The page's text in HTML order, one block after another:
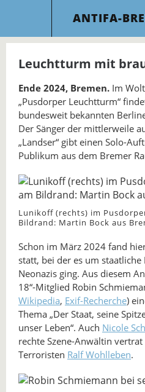
ANTIFA-
Leuchtturm mit
Ende 2024, Bremen. Im
„Pusdorper Leuchtturm“
bundesweit bekannten
Der Sänger der mittlerweile
„Landser“ gibt einen Solo-
Publikum aus dem Bremer
Lunikoff (rechts) im
Bildrand: Martin Bock aus
Schon im März 2024 fand
statt, bei der es um staatliche
Neonazis ging. Aus diesem
18“-Mitglied Robin
Wikipedia, Exif-Recherche)
Thema „Der Staat, seine
unser Leben“. Auch Nicole
rechte Szene-Anwältin
Terroristen Ralf Wohlleben.